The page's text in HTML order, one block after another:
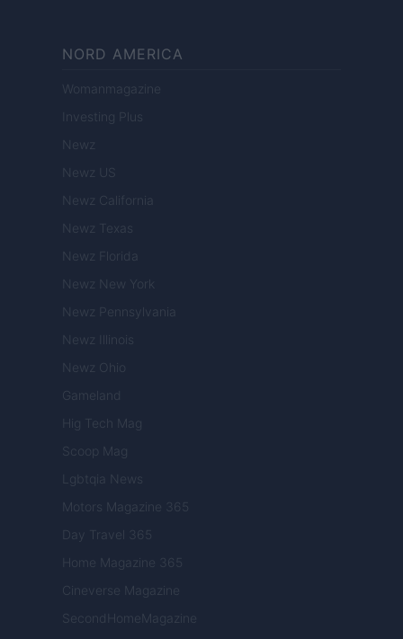
NORD AMERICA
Womanmagazine
Investing Plus
Newz
Newz US
Newz California
Newz Texas
Newz Florida
Newz New York
Newz Pennsylvania
Newz Illinois
Newz Ohio
Gameland
Hig Tech Mag
Scoop Mag
Lgbtqia News
Motors Magazine 365
Day Travel 365
Home Magazine 365
Cineverse Magazine
SecondHomeMagazine